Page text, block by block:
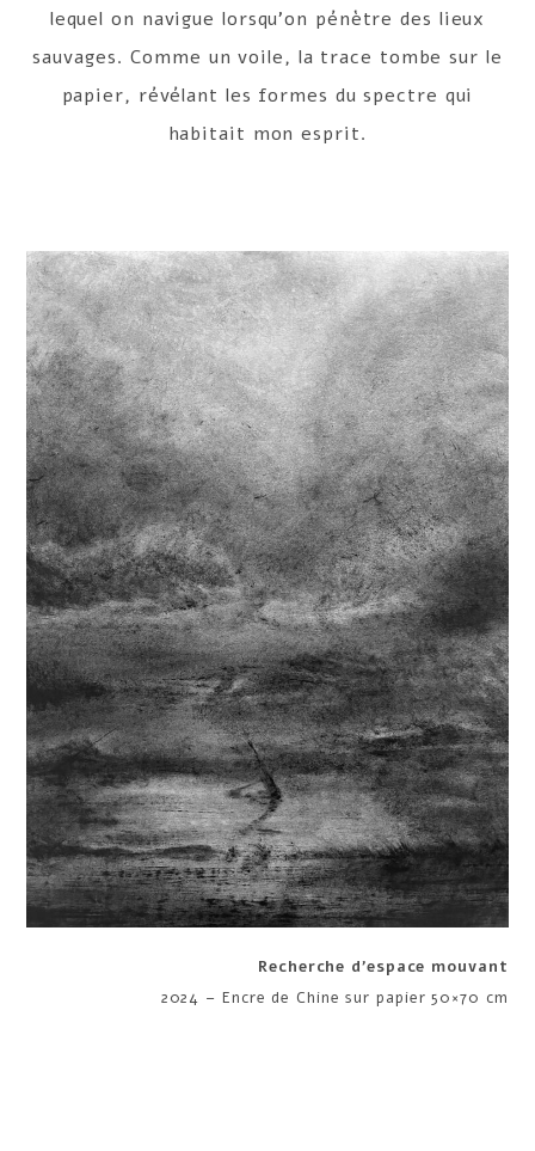
lequel on navigue lorsqu’on pénètre des lieux
sauvages. Comme un voile, la trace tombe sur le
papier, révélant les formes du spectre qui
habitait mon esprit.
Recherche d’espace mouvant
2024 – Encre de Chine sur papier 50×70 cm